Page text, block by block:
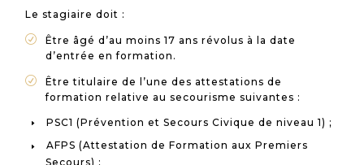
Le stagiaire doit :
R
Être âgé d’au moins 17 ans révolus à la date
d’entrée en formation.
R
Être titulaire de l’une des attestations de
formation relative au secourisme suivantes :
PSC1 (Prévention et Secours Civique de niveau 1) ;
AFPS (Attestation de Formation aux Premiers
Secours) ;